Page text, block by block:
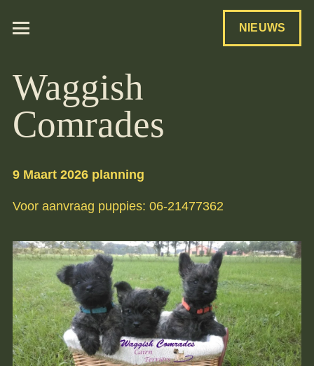
NIEUWS
Waggish
Comrades
9 Maart 2026 planning
Voor aanvraag puppies: 06-21477362